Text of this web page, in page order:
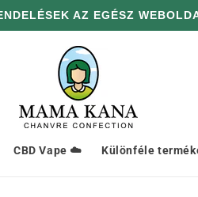
AZ EGÉSZ
CBD Vape ☁️ Különféle